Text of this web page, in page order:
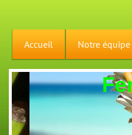
Accueil Notre équipe